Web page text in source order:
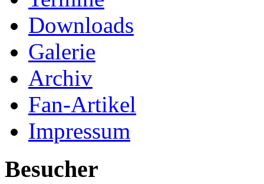
Downloads
Galerie
Archiv
Fan-Artikel
Impressum
Besucher